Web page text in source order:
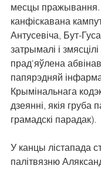
месцы
канфіскавана
Антусевіча, Бут-
затрымалі і
прад'яўлена
папярэдняй
Крымінальнага
дзеянні, якія груба
грамадскі парадак).
У канцы лістапада
палітвязню